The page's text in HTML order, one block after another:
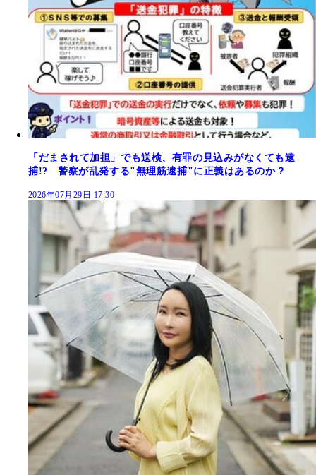
「だまされて加担」でも送検、有罪の見込みがなくても逮
捕!? 警察が乱発する"無理筋逮捕"に正義はあるのか？
2026年07月29日 17:30